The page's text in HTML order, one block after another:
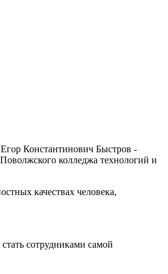
Константинович Быстров -
колледжа технологий и
качествах человека,
сотрудниками самой